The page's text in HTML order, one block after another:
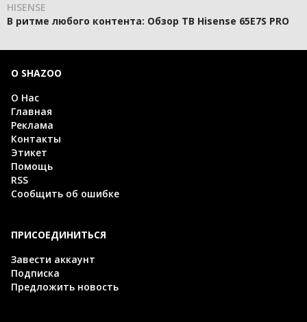
HISENSE
В ритме любого контента: Обзор ТВ Hisense 65E7S PRO
О SHAZOO
О Нас
Главная
Реклама
Контакты
Этикет
Помощь
RSS
Сообщить об ошибке
ПРИСОЕДИНИТЬСЯ
Завести аккаунт
Подписка
Предложить новость